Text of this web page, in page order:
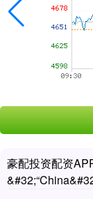
豪配投资配资